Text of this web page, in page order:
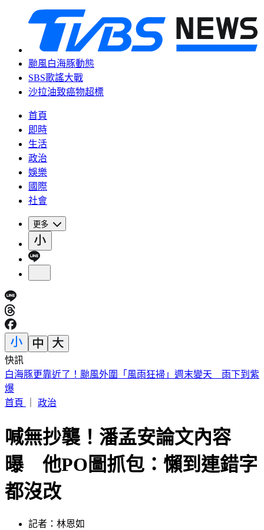
颱風白海豚動態
SBS歌謠大戰
沙拉油致癌物超標
首頁
即時
生活
政治
娛樂
國際
社會
更多
快訊
南港瑪莎拉蒂撞路邊車輛！駕駛肇逃留「喪屍菸彈」
首頁
喊無抄襲！潘孟安論文內容
曝 他PO圖抓包：懶到連錯字
都沒改
發佈時間：2023.08.01 15:50